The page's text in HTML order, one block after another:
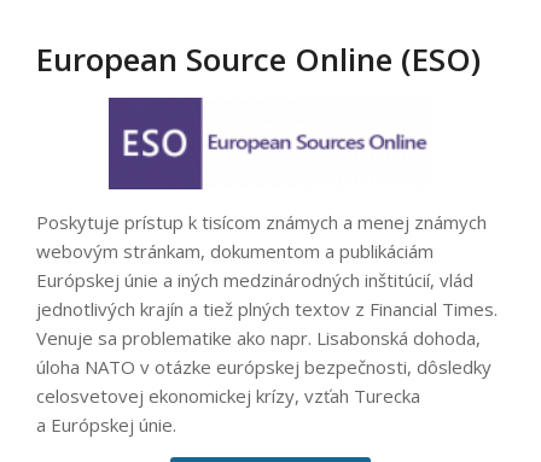
MenuEuropean Source Online (ESO)
Poskytuje prístup k tisícom známych a menej známych
webovým stránkam, dokumentom a publikáciám
Európskej únie a iných medzinárodných inštitúcií, vlád
jednotlivých krajín a tiež plných textov z Financial Times.
Venuje sa problematike ako napr. Lisabonská dohoda,
úloha NATO v otázke európskej bezpečnosti, dôsledky
celosvetovej ekonomickej krízy, vzťah Turecka
a Európskej únie.